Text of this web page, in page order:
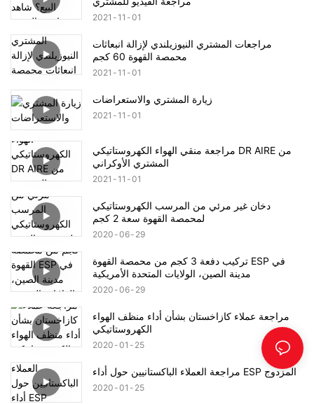
2021 11 01
مراجعات المشتري النيوزيلندي لإزالة انبعاثات
محمصة القهوة 60 كجم
2021 11 01
زيارة المشتري والاستعراضات
2021 11 01
مراجعة منقي الهواء الكهروستاتيكي DR AIRE من
المشتري الأوكراني
2021 11 01
دخان غير مرئي من المرسب الكهروستاتيكي
لمحمصة القهوة سعة 2 كجم
2020 06 29
تركيب دفعة 3 كجم من محمصة القهوة ESP في
مدينة الصين، الولايات المتحدة الأمريكية
2020 06 29
مراجعة عملاء كازاخستان بشأن أداء منظف الهواء
الكهروستاتيكي
2020 01 25
مراجعة العملاء الباكستانيين حول أداء ESP المزدوج
2020 01 25